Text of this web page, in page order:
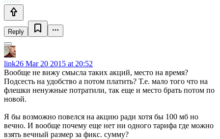
Reply
link26 Mar 20 2015 at 20:52
Вообще не вижу смысла таких акций, место на время?
Подсесть на удобство а потом платить? Т.е. мало того что на
флешки ненужные потратили, так еще и место брать потом по
новой.
Я бы возможно повелся на акцию ради хотя бы 100 мб но
вечно. И вообще почему еще нет ни одного тарифа где можно
взять вечный размер за фикс. сумму?